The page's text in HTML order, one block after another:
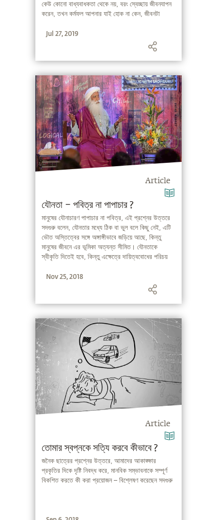
কেউ কোনো বাধ্যবাধকতা থেকে নয়, বরং স্বেচ্ছায় জীবনযাপন
করেন, তখন কর্মফল আপনার যাই হোক না কেন, জীবনটা
Jul 27, 2019
Article
যৌনতা – পবিত্র না পাপাচার ?
মানুষের যৌনাচারণ পাপাচার না পবিত্র, এই প্রশ্নের উত্তরে
সদগুরু বলেন, যৌনতার মধ্যে ঠিক বা ভুল বলে কিছু নেই, এটি
ভৌত অস্তিত্বের সঙ্গে অঙ্গাঙ্গীভাবে জড়িয়ে আছে, কিন্তু
মানুষের জীবনে এর ভূমিকা অত্যন্ত সীমিত। যৌনতাকে
স্বীকৃতি দিতেই হবে, কিন্তু এক্ষেত্রে দায়িত্ববোধের পরিচয়
Nov 25, 2018
Article
তোমার স্বপ্নকে সত্যি করবে কীভাবে ?
জনৈক ছাত্রের প্রশ্নের উত্তরে, আমাদের আকাঙ্ক্ষার
প্রকৃতির দিকে দৃষ্টি নিবদ্ধ করে, মানবিক সম্ভাবনাকে সম্পূর্ণ
বিকশিত করতে কী করা প্রয়োজন – বিশ্লেষণ করেছেন সদগুরু